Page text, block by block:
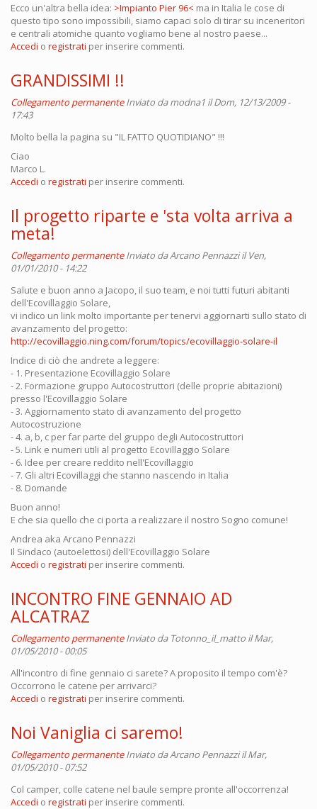
Ecco un'altra bella idea: >Impianto Pier 96< ma in Italia le cose di
questo tipo sono impossibili, siamo capaci solo di tirar su inceneritori
e centrali atomiche quanto vogliamo bene al nostro paese...
Accedi o registrati per inserire commenti.
GRANDISSIMI !!
Collegamento permanente Inviato damodna1 il Dom, 12/13/2009 -
17:43
Molto bella la pagina su "IL FATTO QUOTIDIANO" !!!
Ciao
Marco L.
Accedi o registrati per inserire commenti.
Il progetto riparte e 'sta volta arriva a
meta!
Collegamento permanente Inviato daArcano Pennazziil Ven,
01/01/2010 - 14:22
Salute e buon anno a Jacopo, il suo team, e noi tutti futuri abitanti
dell'Ecovillaggio Solare,
vi indico un link molto importante per tenervi aggiornarti sullo stato di
avanzamento del progetto:
http://ecovillaggio.ning.com/forum/topics/ecovillaggio-solare-il
Indice di ciò che andrete a leggere:
- 1. Presentazione Ecovillaggio Solare
- 2. Formazione gruppo Autocostruttori (delle proprie abitazioni)
presso l'Ecovillaggio Solare
- 3. Aggiornamento stato di avanzamento del progetto
Autocostruzione
- 4. a, b, c per far parte del gruppo degli Autocostruttori
- 5. Link e numeri utili al progetto Ecovillaggio Solare
- 6. Idee per creare reddito nell'Ecovillaggio
- 7. Gli altri Ecovillaggi che stanno nascendo in Italia
- 8. Domande
Buon anno!
E che sia quello che ci porta a realizzare il nostro Sogno comune!
Andrea aka Arcano Pennazzi
Il Sindaco (autoelettosi) dell'Ecovillaggio Solare
Accedi o registrati per inserire commenti.
INCONTRO FINE GENNAIO AD
ALCATRAZ
Collegamento permanente Inviato da Totonno_il_matto il Mar,
01/05/2010 - 00:05
All'incontro di fine gennaio ci sarete? A proposito il tempo com'è?
Occorrono le catene per arrivarci?
Accedi o registrati per inserire commenti.
Noi Vaniglia ci saremo!
Collegamento permanente Inviato daArcano Pennazziil Mar,
01/05/2010 - 07:52
Col camper, colle catene nel baule sempre pronte all'occorrenza!
Accedi o registrati per inserire commenti.